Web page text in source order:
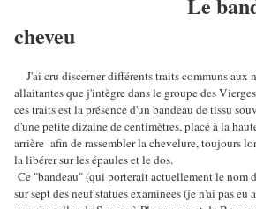
cheveu
J'ai cru discerner différents traits communs aux
allaitantes que j'intègre dans le groupe des
ces traits est la présence d'un bandeau de tissu
d'une petite dizaine de centimètres, placé à la
arrière afin de rassembler la chevelure, toujours
la libérer sur les épaules et le dos.
Ce "bandeau" (qui porterait actuellement le nom
sur sept des neuf statues examinées (je n'ai pas eu